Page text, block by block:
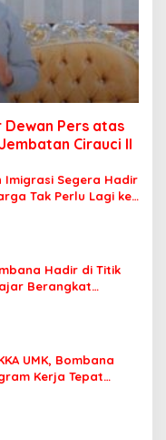
Dewan Pers atas
Cirauci II
Imigrasi Segera Hadir
Tak Perlu Lagi ke
Hadir di Titik
Berangkat
UMK, Bombana
Kerja Tepat